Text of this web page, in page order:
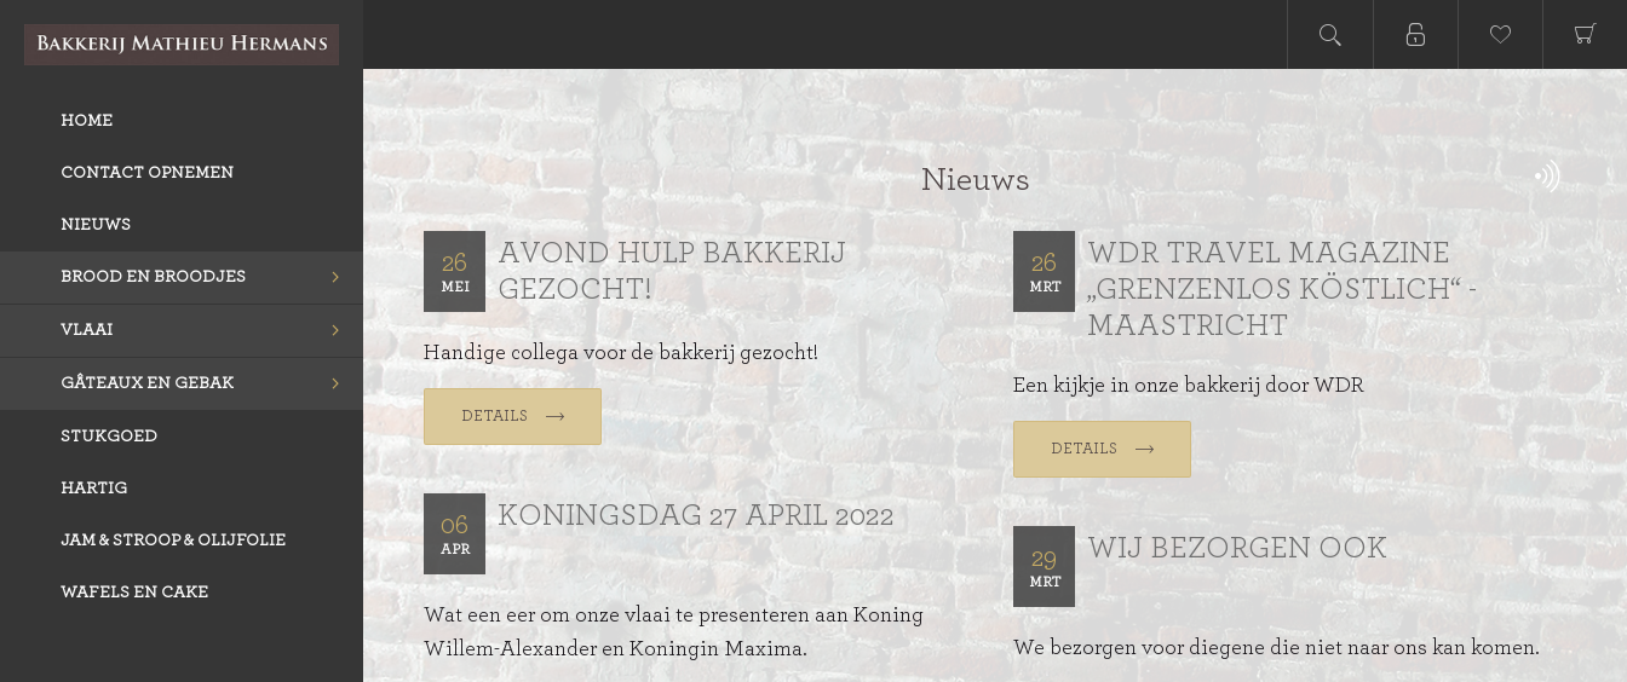
HOME
CONTACT OPNEMEN
NIEUWS
BROOD EN BROODJES
VLAAI
GÂTEAUX EN GEBAK
STUKGOED
HARTIG
JAM & STROOP & OLIJFOLIE
WAFELS EN CAKE
Nieuws
26
MEI
AVOND HULP BAKKERIJ
GEZOCHT!
Handige collega voor de bakkerij gezocht!
DETAILS
26
MRT
WDR TRAVEL MAGAZINE
„GRENZENLOS KÖSTLICH“ -
MAASTRICHT
Een kijkje in onze bakkerij door WDR
DETAILS
06
APR
KONINGSDAG 27 APRIL 2022
Wat een eer om onze vlaai te presenteren aan Koning
Willem-Alexander en Koningin Maxima.
29
MRT
WIJ BEZORGEN OOK
We bezorgen voor diegene die niet naar ons kan komen.